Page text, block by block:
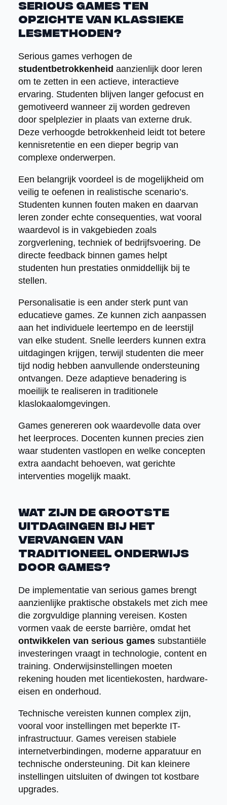
serious games ten
opzichte van klassieke
lesmethoden?
Serious games verhogen de
studentbetrokkenheid aanzienlijk door leren
om te zetten in een actieve, interactieve
ervaring. Studenten blijven langer gefocust en
gemotiveerd wanneer zij worden gedreven
door spelplezier in plaats van externe druk.
Deze verhoogde betrokkenheid leidt tot betere
kennisretentie en een dieper begrip van
complexe onderwerpen.
Een belangrijk voordeel is de mogelijkheid om
veilig te oefenen in realistische scenario’s.
Studenten kunnen fouten maken en daarvan
leren zonder echte consequenties, wat vooral
waardevol is in vakgebieden zoals
zorgverlening, techniek of bedrijfsvoering. De
directe feedback binnen games helpt
studenten hun prestaties onmiddellijk bij te
stellen.
Personalisatie is een ander sterk punt van
educatieve games. Ze kunnen zich aanpassen
aan het individuele leertempo en de leerstijl
van elke student. Snelle leerders kunnen extra
uitdagingen krijgen, terwijl studenten die meer
tijd nodig hebben aanvullende ondersteuning
ontvangen. Deze adaptieve benadering is
moeilijk te realiseren in traditionele
klaslokaalomgevingen.
Games genereren ook waardevolle data over
het leerproces. Docenten kunnen precies zien
waar studenten vastlopen en welke concepten
extra aandacht behoeven, wat gerichte
interventies mogelijk maakt.
Wat zijn de grootste
uitdagingen bij het
vervangen van
traditioneel onderwijs
door games?
De implementatie van serious games brengt
aanzienlijke praktische obstakels met zich mee
die zorgvuldige planning vereisen. Kosten
vormen vaak de eerste barrière, omdat het
ontwikkelen van serious gamessubstantiële
investeringen vraagt in technologie, content en
training. Onderwijsinstellingen moeten
rekening houden met licentiekosten, hardware-
eisen en onderhoud.
Technische vereisten kunnen complex zijn,
vooral voor instellingen met beperkte IT-
infrastructuur. Games vereisen stabiele
internetverbindingen, moderne apparatuur en
technische ondersteuning. Dit kan kleinere
instellingen uitsluiten of dwingen tot kostbare
upgrades.